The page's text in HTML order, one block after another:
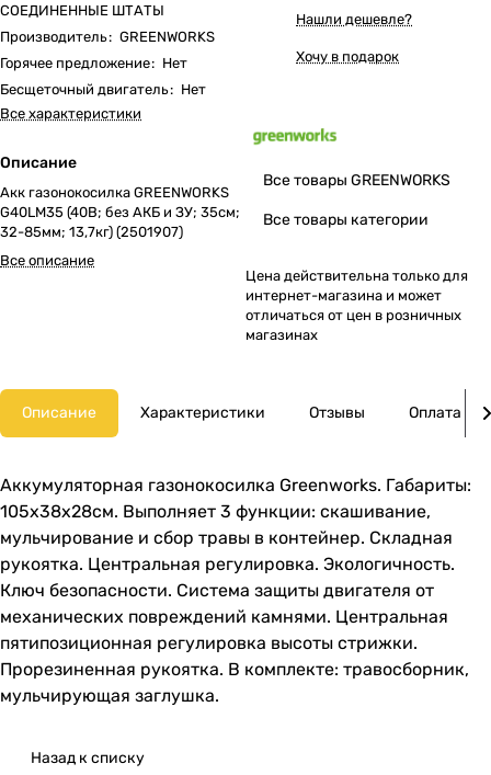
СОЕДИНЕННЫЕ ШТАТЫ
Производитель: GREENWORKS
Горячее предложение: Нет
Бесщеточный двигатель: Нет
Все характеристики
Описание
Акк газонокосилка GREENWORKS
G40LM35 (40В; без АКБ и ЗУ; 35cм;
32-85мм; 13,7кг) (2501907)
Все описание
Нашли дешевле?
Хочу в подарок
Все товары GREENWORKS
Все товары категории
Цена действительна только для
интернет-магазина и может
отличаться от цен в розничных
магазинах
Описание Характеристики Отзывы Оплата
Аккумуляторная газонокосилка Greenworks. Габариты:
105х38х28см. Выполняет 3 функции: скашивание,
мульчирование и сбор травы в контейнер. Складная
рукоятка. Центральная регулировка. Экологичность.
Ключ безопасности. Система защиты двигателя от
механических повреждений камнями. Центральная
пятипозиционная регулировка высоты стрижки.
Прорезиненная рукоятка. В комплекте: травосборник,
мульчирующая заглушка.
Назад к списку